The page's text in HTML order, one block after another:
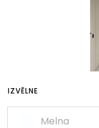
IZVĒLNE
Melna